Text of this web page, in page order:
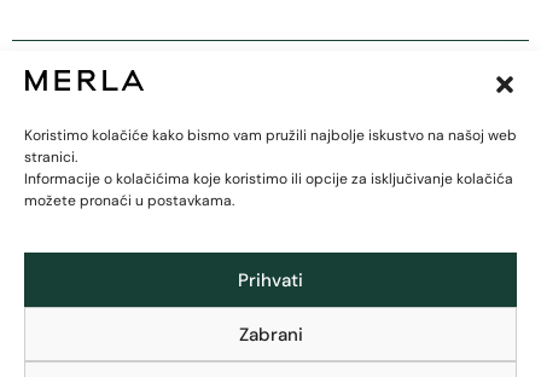
Koristimo kolačiće kako bismo vam pružili najbolje iskustvo na našoj web
stranici.
Informacije o kolačićima koje koristimo ili opcije za isključivanje kolačića
možete pronaći u postavkama.
Prihvati
Zabrani
Trgovačkog suda u Zagrebu